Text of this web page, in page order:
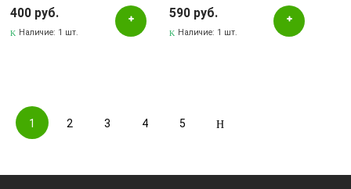
400 руб.
Наличие: 1 шт.
590 руб.
Наличие: 1 шт.
1 2 3 4 5